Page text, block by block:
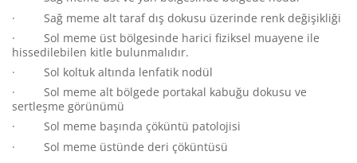
· Sağ meme alt taraf dış dokusu üzerinde renk değişikliği
· Sol meme üst bölgesinde harici fiziksel muayene ile
hissedilebilen kitle bulunmalıdır.
· Sol koltuk altında lenfatik nodül
· Sol meme alt bölgede portakal kabuğu dokusu ve
sertleşme görünümü
· Sol meme başında çöküntü patolojisi
· Sol meme üstünde deri çöküntüsü